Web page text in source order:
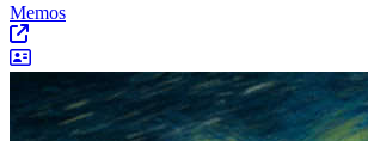
Memos